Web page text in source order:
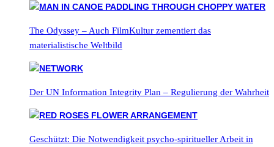
The Odyssey – Auch FilmKultur zementiert das
materialistische Weltbild
Der UN Information Integrity Plan – Regulierung der Wahrheit
Geschützt: Die Notwendigkeit psycho-spiritueller Arbeit in